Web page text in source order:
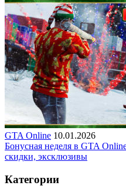
GTA Online 10.01.2026
Бонусная неделя в GTA
скидки, эксклюзивы
Категории